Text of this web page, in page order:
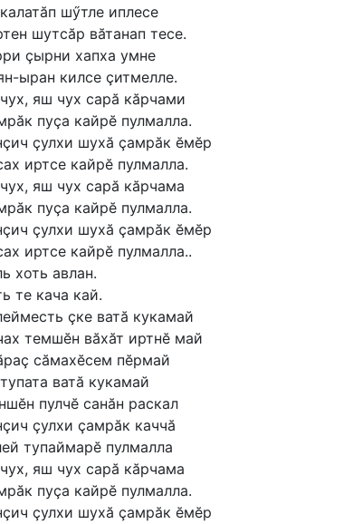
калатӑп шӳтле иплесе
шутсӑр вӑтанап тесе.
ҫырни хапха умне
ыран килсе ҫитмелле.
чух, яш чух сарӑ кӑрчами
пуҫа кайрӗ пулмалла.
ҫулхи шухӑ ҫамрӑк ӗмӗр
иртсе кайрӗ пулмалла.
чух, яш чух сарӑ кӑрчама
пуҫа кайрӗ пулмалла.
ҫулхи шухӑ ҫамрӑк ӗмӗр
иртсе кайрӗ пулмалла..
хоть авлан.
те кача кай.
ҫке ватӑ кукамай
темшӗн вӑхӑт иртнӗ май
сӑмахӗсем пӗрмай
тупата ватӑ кукамай
пулчӗ санӑн раскал
ҫулхи ҫамрӑк каччӑ
тупаймарӗ пулмалла
чух, яш чух сарӑ кӑрчама
пуҫа кайрӗ пулмалла.
ҫулхи шухӑ ҫамрӑк ӗмӗр